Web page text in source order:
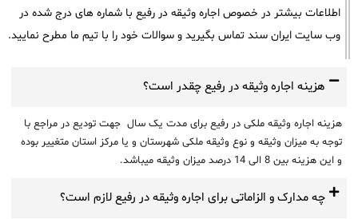
اطلاعات بیشتر در خصوص اجاره وثیقه در رفیع با شماره های درج شده در
وب سایت ایران سند تماس بگیرید و سوالات خود را با تیم ما مطرح نمایید.
هزینه اجاره وثیقه در رفیع چقدر است؟
هزینه اجاره وثیقه ملکی در رفیع برای مدت یک سال جهت تودیع در مراجع با
توجه به میزان وثیقه و نوع وثیقه ملکی شهرستان و یا مرکز استان متغییر بوده
و این هزینه بین 8 الی 14 درصد میزان وثیقه میباشد.
چه مدارک و الزاماتی برای اجاره وثیقه در رفیع لازم است؟